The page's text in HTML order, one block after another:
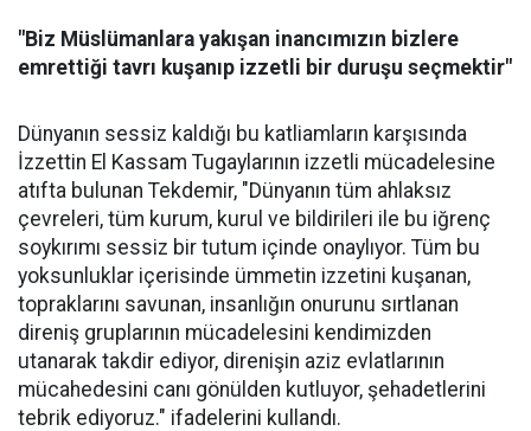
"Biz Müslümanlara yakışan inancımızın bizlere
emrettiği tavrı kuşanıp izzetli bir duruşu seçmektir"
Dünyanın sessiz kaldığı bu katliamların karşısında
İzzettin El Kassam Tugaylarının izzetli mücadelesine
atıfta bulunan Tekdemir, "Dünyanın tüm ahlaksız
çevreleri, tüm kurum, kurul ve bildirileri ile bu iğrenç
soykırımı sessiz bir tutum içinde onaylıyor. Tüm bu
yoksunluklar içerisinde ümmetin izzetini kuşanan,
topraklarını savunan, insanlığın onurunu sırtlanan
direniş gruplarının mücadelesini kendimizden
utanarak takdir ediyor, direnişin aziz evlatlarının
mücahedesini canı gönülden kutluyor, şehadetlerini
tebrik ediyoruz." ifadelerini kullandı.